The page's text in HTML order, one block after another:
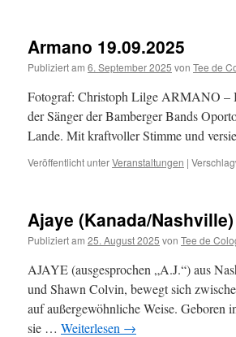
Armano 19.09.2025
Publiziert am 6. September 2025 von Tee de
Fotograf: Christoph Lilge ARMANO –
der Sänger der Bamberger Bands
Lande. Mit kraftvoller Stimme und
Veröffentlicht unterVeranstaltungen |
Ajaye (Kanada/
Publiziert am 25. August 2025 von Tee de
AJAYE (ausgesprochen „A.J.“) aus
und Shawn Colvin, bewegt sich
auf außergewöhnliche Weise. Geboren
sie … Weiterlesen →